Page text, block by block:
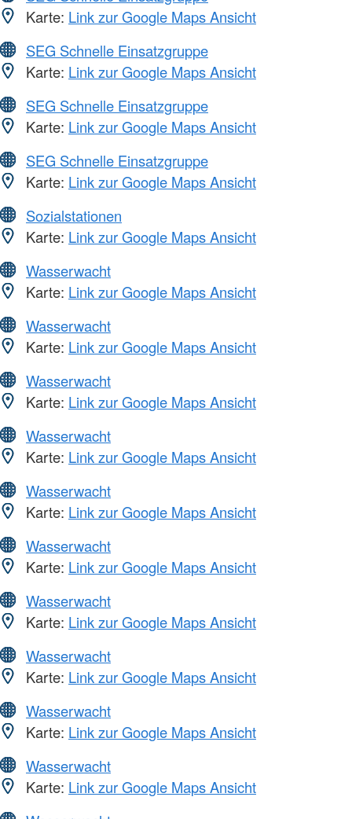
Karte: Link zur Google Maps Ansicht
SEG Schnelle Einsatzgruppe
Karte: Link zur Google Maps Ansicht
SEG Schnelle Einsatzgruppe
Karte: Link zur Google Maps Ansicht
SEG Schnelle Einsatzgruppe
Karte: Link zur Google Maps Ansicht
Sozialstationen
Karte: Link zur Google Maps Ansicht
Wasserwacht
Karte: Link zur Google Maps Ansicht
Wasserwacht
Karte: Link zur Google Maps Ansicht
Wasserwacht
Karte: Link zur Google Maps Ansicht
Wasserwacht
Karte: Link zur Google Maps Ansicht
Wasserwacht
Karte: Link zur Google Maps Ansicht
Wasserwacht
Karte: Link zur Google Maps Ansicht
Wasserwacht
Karte: Link zur Google Maps Ansicht
Wasserwacht
Karte: Link zur Google Maps Ansicht
Wasserwacht
Karte: Link zur Google Maps Ansicht
Wasserwacht
Karte: Link zur Google Maps Ansicht